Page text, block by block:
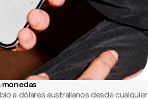
monedas
a dólares australianos desde cualquier